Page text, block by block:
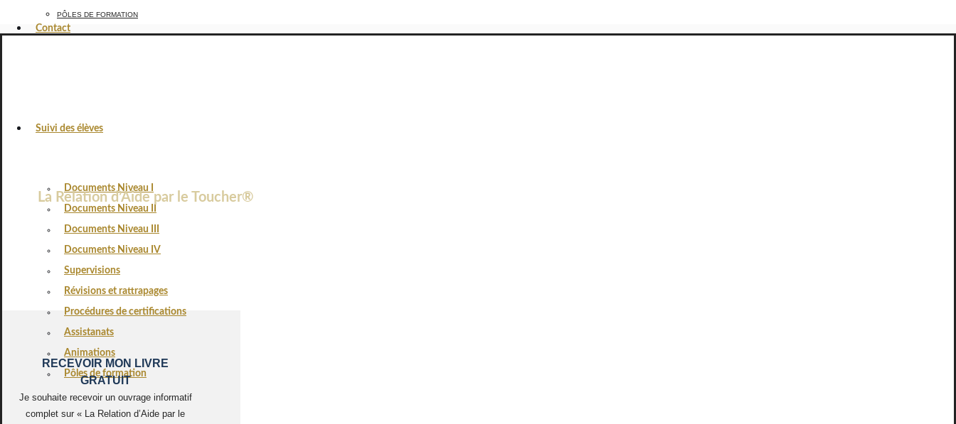
Contact
Suivi des élèves
Documents Niveau I
Documents Niveau II
Documents Niveau III
Documents Niveau IV
Supervisions
Révisions et rattrapages
Procédures de certifications
Assistanats
Animations
Pôles de formation
PÔLES DE FORMATION
La Relation d’Aide par le Toucher®
RECEVOIR MON LIVRE
GRATUIT
Je souhaite recevoir un ouvrage informatif
complet sur « La Relation d’Aide par le